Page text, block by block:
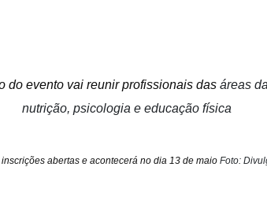
do evento vai reunir profissionais das áreas
nutrição, psicologia e educação física
abertas e acontecerá no dia 13 de maioFoto: